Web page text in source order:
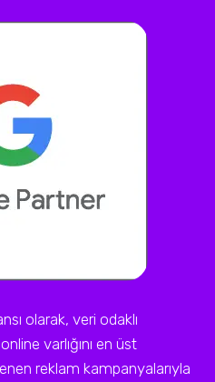
olarak, veri odaklı
varlığını en üst
reklam kampanyalarıyla